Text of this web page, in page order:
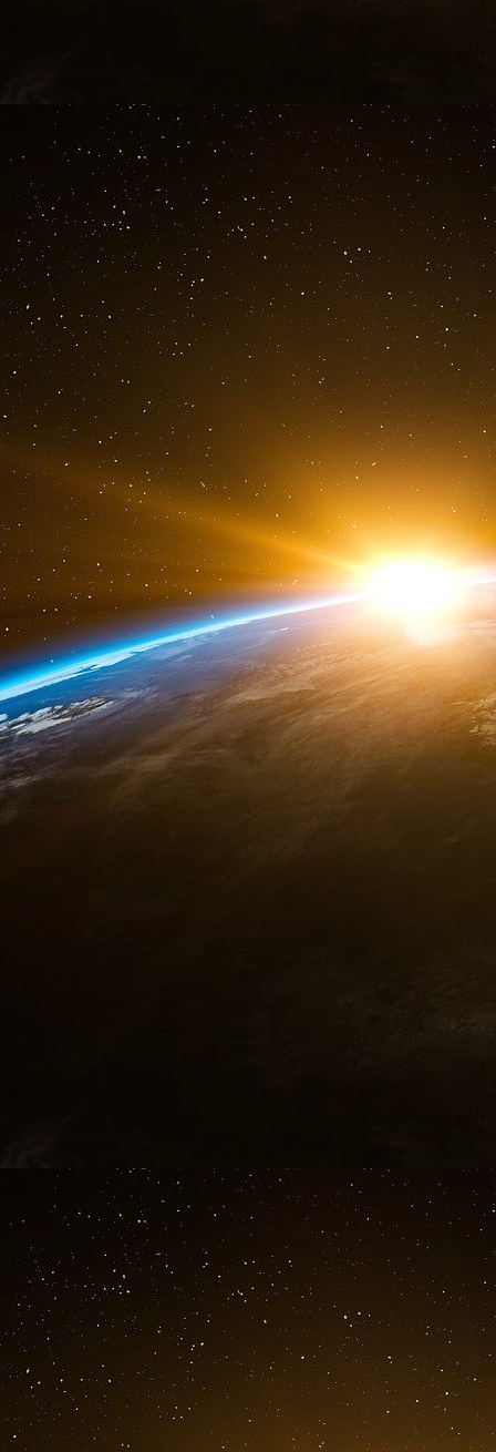
Stanford était de s’assurer que la
perpétuité ».
L’objectif des logements sur le
l’émergence d’une communauté universitaire
Comme dans de nombreuses universités,
important dans les efforts de recrutement
déménager à Palo Alto, où le prix moyen
Zillow. Parmi les maisons de professeurs
une propriété de quatre chambres et trois
propriété de deux chambres et deux salles de
« Personne ne pourrait s’offrir une maison à
Richman, le professeur de Columbia.
attirer, leur donne un avantage pour leur
Bankman et Fried ont signé leur bail de 51
au courant de l’accord de cautionnement a
l’école de l’utilisation de la maison comme
Un représentant de Stanford a déclaré
nécessaire pour utiliser la maison comme
« Selon les termes de leur bail foncier avec
ont le droit d’utiliser leur droit de bail
peuvent grever leur droit de bail d’une
requiert l’approbation de l’université », a
chargée de la communication externe,
ont payé respectivement 500 000 et 200 000
Si Bankman-Fried devait fuir, le
« Ce qu’ils obtiendraient, c’est la propriété
M. Richman, professeur à Columbia. Le
Stanford pour vendre la maison à un
Stanford, a déclaré M. Richman.
Dans un document déposé le 4 janvier,